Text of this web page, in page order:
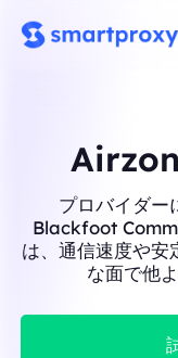
プロバイダー
Blackfoot
は、通信速度や安
な面で他